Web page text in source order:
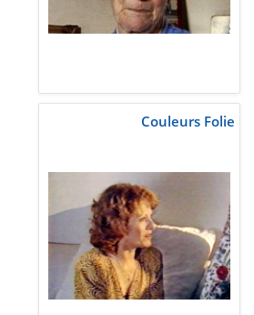
Couleurs Folie